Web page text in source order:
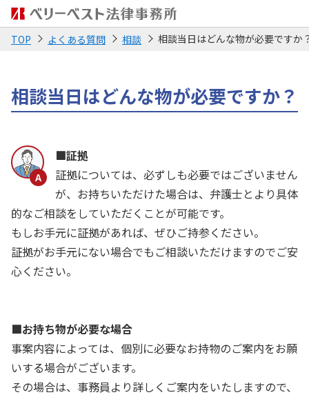
TOP よくある質問 相談 相談当日はどんな物が必要ですか
相談当日はどんな物が必要ですか？
■証拠
証拠については、必ずしも必要ではございません
が、お持ちいただけた場合は、弁護士とより具体
的なご相談をしていただくことが可能です。
もしお手元に証拠があれば、ぜひご持参ください。
証拠がお手元にない場合でもご相談いただけますのでご安
心ください。
■お持ち物が必要な場合
事案内容によっては、個別に必要なお持物のご案内をお願
いする場合がございます。
その場合は、事務員より詳しくご案内をいたしますので、